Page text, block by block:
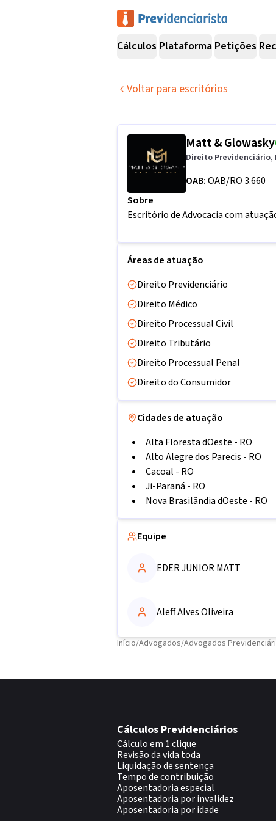
Cálculos Plataforma Petições
Voltar para escritórios
Matt & Glowasky
Direito Previdenciário,
OAB:OAB/RO 3.660
Sobre
Escritório de Advocacia com
Áreas de atuação
Direito Previdenciário
Direito Médico
Direito Processual Civil
Direito Tributário
Direito Processual Penal
Direito do Consumidor
Cidades de atuação
Alta Floresta dOeste - RO
Alto Alegre dos Parecis - RO
Cacoal - RO
Ji-Paraná - RO
Nova Brasilândia dOeste - RO
Equipe
EDER JUNIOR MATT
Aleff Alves Oliveira
Início/Advogados/Advogados
Cálculos Previdenciários
Cálculo em 1 clique
Revisão da vida toda
Liquidação de sentença
Tempo de contribuição
Aposentadoria especial
Aposentadoria por invalidez
Aposentadoria por idade